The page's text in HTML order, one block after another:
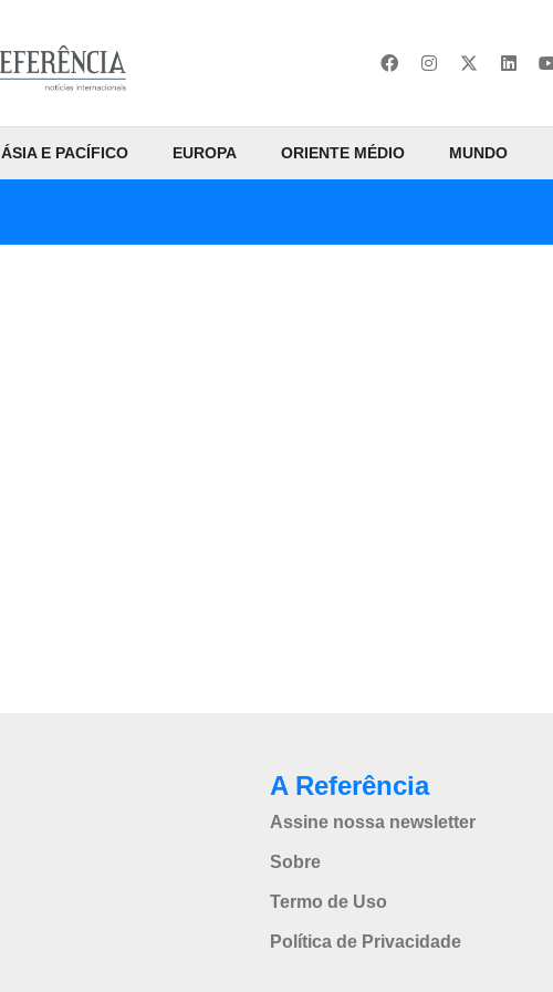
ÁSIA E PACÍFICO EUROPA ORIENTE MÉDIO MUNDO
A Referência
Assine nossa newsletter
Sobre
Termo de Uso
Política de Privacidade